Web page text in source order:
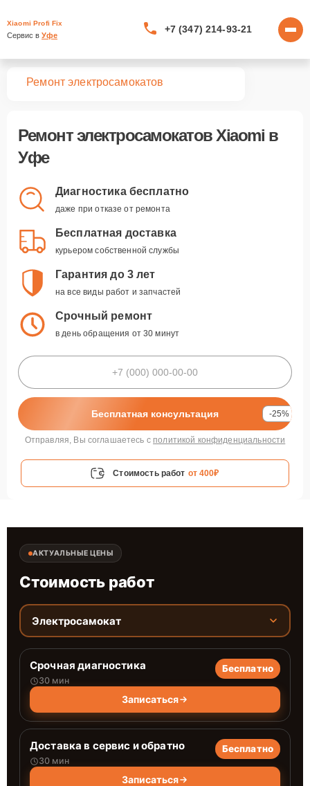
Xiaomi Profi Fix
Сервис в Уфе
+7 (347) 214-93-21
Ремонт электросамокатов
Ремонтэлектросамокатов Xiaomi в
Уфе
Диагностика бесплатно
даже при отказе от ремонта
Бесплатная доставка
курьером собственной службы
Гарантия до 3 лет
на все виды работ и запчастей
Срочный ремонт
в день обращения от 30 минут
Бесплатная консультация -25%
Отправляя, Вы соглашаетесь с политикой конфиденциальности
Стоимость работ от 400₽
АКТУАЛЬНЫЕ ЦЕНЫ
Стоимость работ
Электросамокат
Срочная диагностика
30 мин
Бесплатно
Записаться
Доставка в сервис и обратно
30 мин
Бесплатно
Записаться